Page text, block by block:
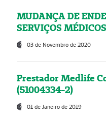
MUDANÇA DE
SERVIÇOS
03 de Novembro de 2020
Prestador Medlife
(51004334-2)
01 de Janeiro de 2019